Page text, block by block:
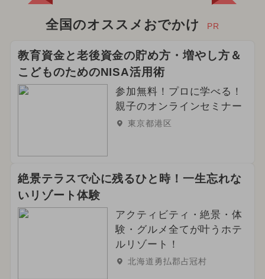
全国のオススメおでかけ PR
教育資金と老後資金の貯め方・増やし方＆
こどものためのNISA活用術
参加無料！プロに学べる！
親子のオンラインセミナー
東京都港区
絶景テラスで心に残るひと時！一生忘れな
いリゾート体験
アクティビティ・絶景・体
験・グルメ全てが叶うホテ
ルリゾート！
北海道勇払郡占冠村